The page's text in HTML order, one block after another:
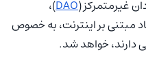
DAO)،
مبتنی بر اینترنت، به خصوص
دارند، خواهد شد.